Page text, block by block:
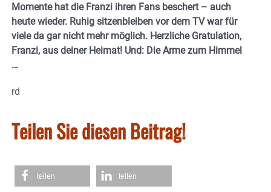
Momente hat die Franzi ihren Fans beschert – auch
heute wieder. Ruhig sitzenbleiben vor dem TV war für
viele da gar nicht mehr möglich. Herzliche Gratulation,
Franzi, aus deiner Heimat! Und: Die Arme zum Himmel
…
rd
Teilen Sie diesen Beitrag!
teilen teilen